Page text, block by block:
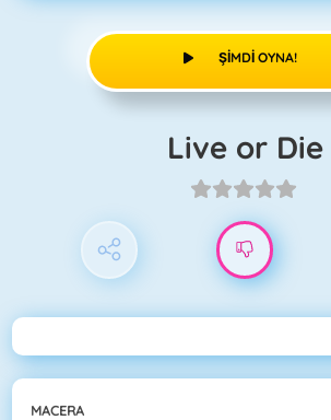
ŞIMDI OYNA!
Live or Die
MACERA